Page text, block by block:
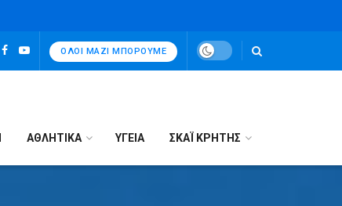
ΌΛΟΙ ΜΑΖΊ ΜΠΟΡΟΎΜΕ
ΑΘΛΗΤΙΚΑ ΥΓΕΙΑ ΣΚΑΪ ΚΡΗΤΗΣ